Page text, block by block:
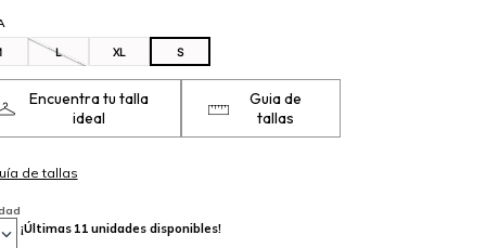
L XL S
Encuentra tu talla
ideal
Guia de
tallas
¡Últimas 11 unidades disponibles!